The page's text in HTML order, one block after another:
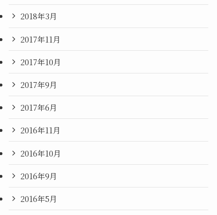
2018年3月
2017年11月
2017年10月
2017年9月
2017年6月
2016年11月
2016年10月
2016年9月
2016年5月